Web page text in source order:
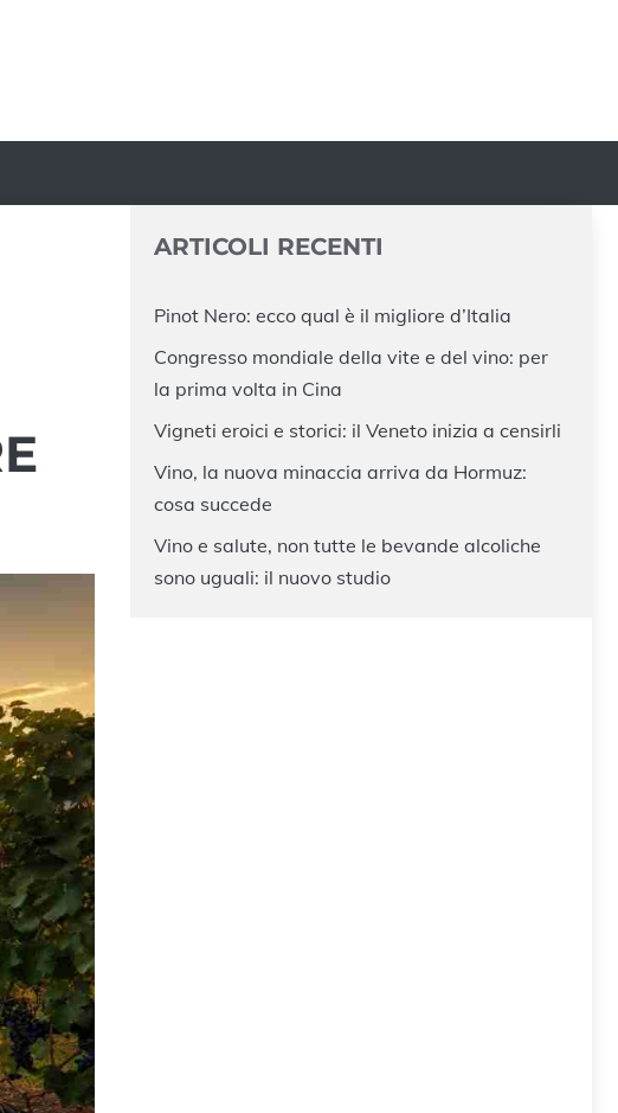
ARTICOLI RECENTI
Pinot Nero: ecco qual è il migliore d’Italia
Congresso mondiale della vite e del vino: per
la prima volta in Cina
Vigneti eroici e storici: il Veneto inizia a censirli
Vino, la nuova minaccia arriva da Hormuz:
cosa succede
Vino e salute, non tutte le bevande alcoliche
sono uguali: il nuovo studio